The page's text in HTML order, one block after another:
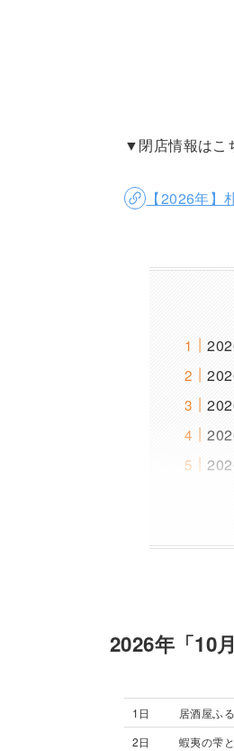
▼閉店情報はこ
【2026年
2026年「10
1日 居酒屋ふ
2日
蝦夷の雫